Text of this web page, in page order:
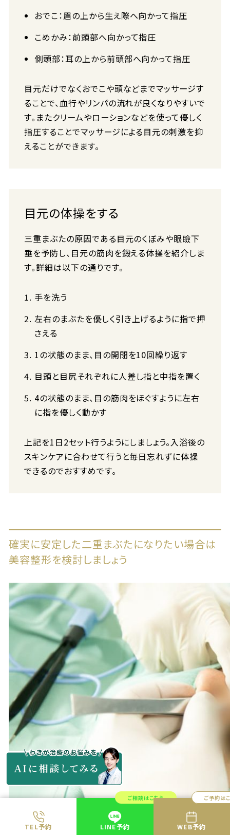
TEL予約
ご相談はこちら
LINE予約
ご予約は
WEB予約
おでこ：眉の上から生え際へ向かって指圧
こめかみ：前頭部へ向かって指圧
側頭部：耳の上から前頭部へ向かって指圧
目元だけでなくおでこや頭などまでマッサージす
ることで、血行やリンパの流れが良くなりやすいで
す。またクリームやローションなどを使って優しく
指圧することでマッサージによる目元の刺激を抑
えることができます。
目元の体操をする
三重まぶたの原因である目元のくぼみや眼瞼下
垂を予防し、目元の筋肉を鍛える体操を紹介しま
す。詳細は以下の通りです。
手を洗う
左右のまぶたを優しく引き上げるように指で押
さえる
1の状態のまま、目の開閉を10回繰り返す
目頭と目尻それぞれに人差し指と中指を置く
4の状態のまま、目の筋肉をほぐすように左右
に指を優しく動かす
上記を1日2セット行うようにしましょう。入浴後の
スキンケアに合わせて行うと毎日忘れずに体操
できるのでおすすめです。
確実に安定した二重まぶたになりたい場合は
美容整形を検討しましょう